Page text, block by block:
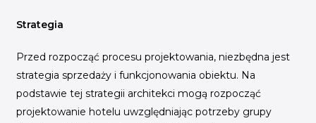
Strategia
Przed rozpocząć procesu projektowania, niezbędna jest
strategia sprzedaży i funkcjonowania obiektu. Na
podstawie tej strategii architekci mogą rozpocząć
projektowanie hotelu uwzględniając potrzeby grupy